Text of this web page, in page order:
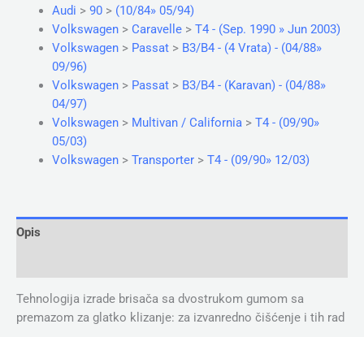
Audi > 90> (10/84» 05/94)
Volkswagen> Caravelle> T4 - (Sep. 1990 » Jun 2003)
Volkswagen> Passat> B3/B4 - (4 Vrata) - (04/88»
09/96)
Volkswagen> Passat> B3/B4 - (Karavan) - (04/88»
04/97)
Volkswagen> Multivan / California> T4 - (09/90»
05/03)
Volkswagen> Transporter> T4 - (09/90» 12/03)
Opis
Tehnologija izrade brisača sa dvostrukom gumom sa
premazom za glatko klizanje: za izvanredno čišćenje i tih rad